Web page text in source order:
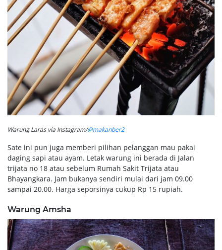
Warung Laras via Instagram/@makanber2
Sate ini pun juga memberi pilihan pelanggan mau pakai
daging sapi atau ayam. Letak warung ini berada di Jalan
trijata no 18 atau sebelum Rumah Sakit Trijata atau
Bhayangkara. Jam bukanya sendiri mulai dari jam 09.00
sampai 20.00. Harga seporsinya cukup Rp 15 rupiah.
Warung Amsha